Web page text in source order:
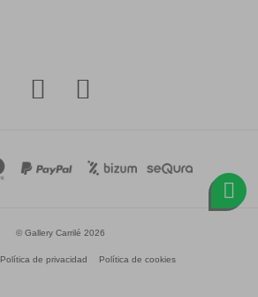
© Gallery Carrilé 2026
Política de privacidad Política de cookies